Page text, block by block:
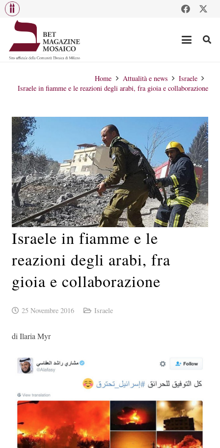
Home Attualità e news
Israele
Israele in fiamme e le reazioni degli arabi, fra gioia e collaborazione
Israele in fiamme e le
reazioni degli arabi, fra
gioia e collaborazione
25 Novembre 2016 Israele
di Ilaria Myr